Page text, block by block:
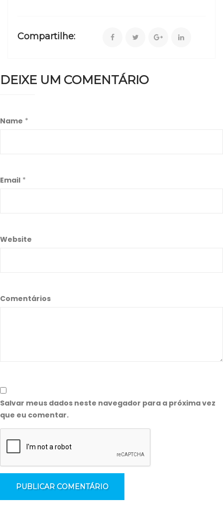
Compartilhe:
DEIXE UM COMENTÁRIO
Name *
Email *
Website
Comentários
Salvar meus dados neste navegador para a próxima vez
que eu comentar.